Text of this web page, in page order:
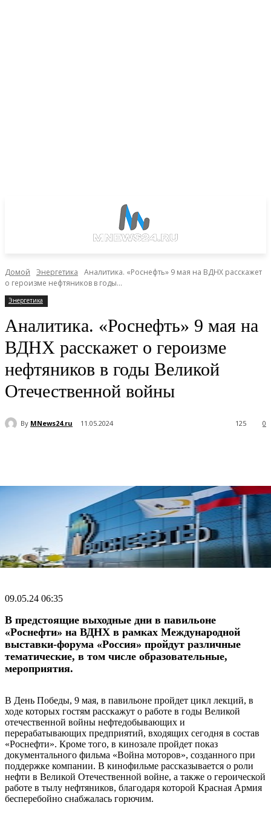
Домой Энергетика
Аналитика. «Роснефть» 9 мая на ВДНХ расскажет
о героизме нефтяников в годы...
Энергетика
Аналитика. «Роснефть» 9 мая на
ВДНХ расскажет о героизме
нефтяников в годы Великой
Отечественной войны
By MNews24.ru 11.05.2024 0
125
09.05.24 06:35
В предстоящие выходные дни в павильоне
«Роснефти» на ВДНХ в рамках Международной
выставки-форума «Россия» пройдут различные
тематические, в том числе образовательные,
мероприятия.
В День Победы, 9 мая, в павильоне пройдет цикл лекций, в
ходе которых гостям расскажут о работе в годы Великой
отечественной войны нефтедобывающих и
перерабатывающих предприятий, входящих сегодня в состав
«Роснефти». Кроме того, в кинозале пройдет показ
документального фильма «Война моторов», созданного при
поддержке компании. В кинофильме рассказывается о роли
нефти в Великой Отечественной войне, а также о героической
работе в тылу нефтяников, благодаря которой Красная Армия
бесперебойно снабжалась горючим.